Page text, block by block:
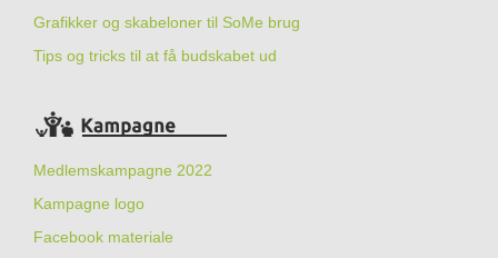
Grafikker og skabeloner til SoMe brug
Tips og tricks til at få budskabet ud
Medlemskampagne 2022
Kampagne logo
Facebook materiale